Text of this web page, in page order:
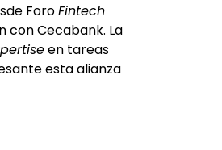
ForoFintech
con Cecabank. La
en tareas
esta alianza